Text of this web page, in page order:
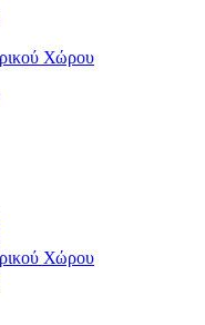
Χώρου
Χώρου